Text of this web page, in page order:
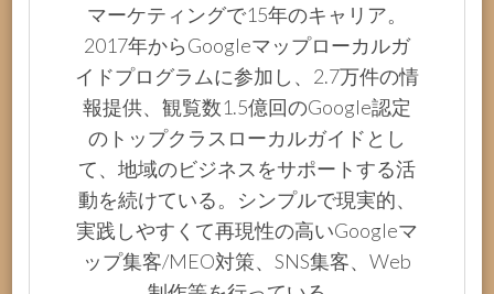
マーケティングで15年のキャリア。
2017年からGoogleマップローカルガ
イドプログラムに参加し、2.7万件の情
報提供、観覧数1.5億回のGoogle認定
のトップクラスローカルガイドとし
て、地域のビジネスをサポートする活
動を続けている。シンプルで現実的、
実践しやすくて再現性の高いGoogleマ
ップ集客/MEO対策、SNS集客、Web